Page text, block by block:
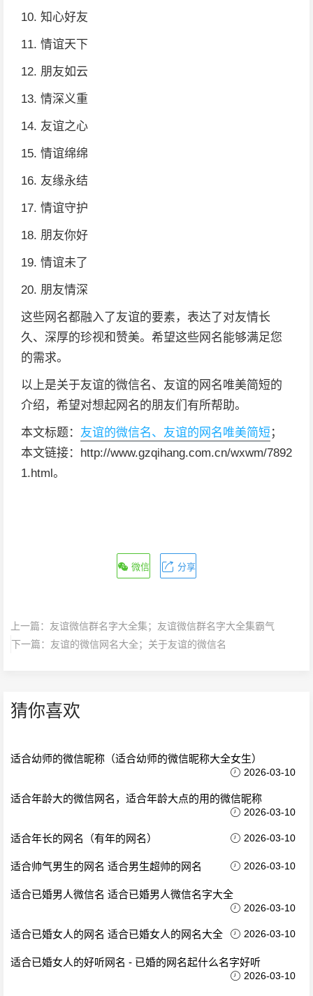
10. 知心好友
11. 情谊天下
12. 朋友如云
13. 情深义重
14. 友谊之心
15. 情谊绵绵
16. 友缘永结
17. 情谊守护
18. 朋友你好
19. 情谊未了
20. 朋友情深
这些网名都融入了友谊的要素，表达了对友情长
久、深厚的珍视和赞美。希望这些网名能够满足您
的需求。
以上是关于友谊的微信名、友谊的网名唯美简短的
介绍，希望对想起网名的朋友们有所帮助。
本文标题： 友谊的微信名、友谊的网名唯美简短 ；
本文链接：http://www.gzqihang.com.cn/wxwm/7892
1.html。
微信 分享
上一篇： 友谊微信群名字大全集；友谊微信群名字大全集霸气
下一篇： 友谊的微信网名大全；关于友谊的微信名
猜你喜欢
适合幼师的微信昵称（适合幼师的微信昵称大全女生）
2026-03-10
适合年龄大的微信网名，适合年龄大点的用的微信昵称
2026-03-10
适合年长的网名（有年的网名） 2026-03-10
适合帅气男生的网名 适合男生超帅的网名 2026-03-10
适合已婚男人微信名 适合已婚男人微信名字大全
2026-03-10
适合已婚女人的网名 适合已婚女人的网名大全 2026-03-10
适合已婚女人的好听网名 - 已婚的网名起什么名字好听
2026-03-10